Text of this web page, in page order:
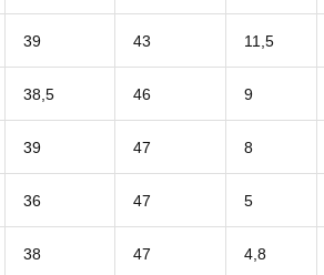
39 43 11,5
38,5 46 9
39 47 8
36 47 5
38 47 4,8